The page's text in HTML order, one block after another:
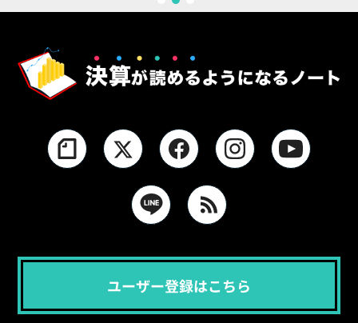
ユーザー登録はこちら